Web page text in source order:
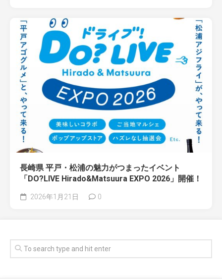
長崎県 平戸・松浦の魅力がつまったイベント
「DO?LIVE Hirado&Matsuura EXPO 2026」開催！
2026年1月21日 0